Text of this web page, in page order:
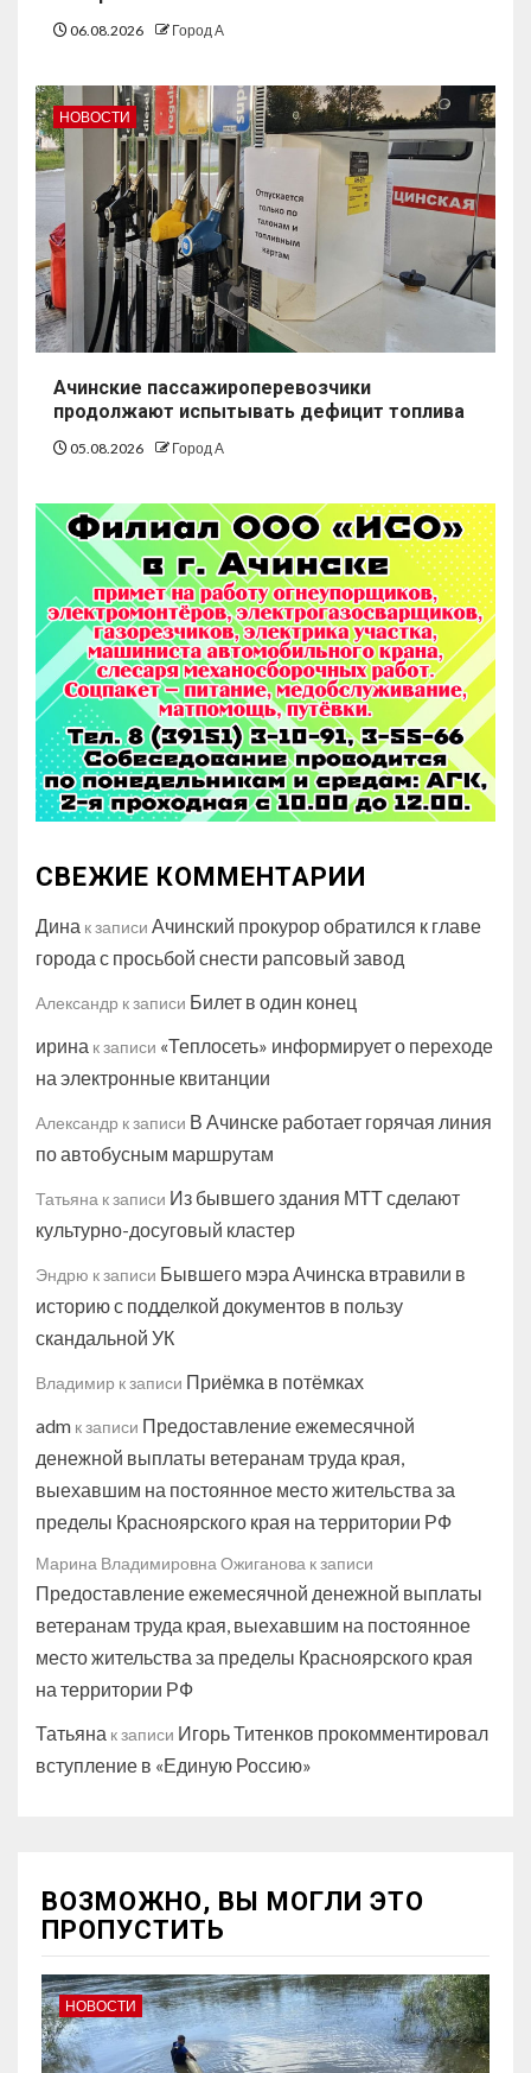
06.08.2026 Город А
НОВОСТИ
Ачинские пассажироперевозчики
продолжают испытывать дефицит топлива
05.08.2026 Город А
СВЕЖИЕ КОММЕНТАРИИ
Дина к записи Ачинский прокурор обратился к главе
города с просьбой снести рапсовый завод
Александр к записи Билет в один конец
ирина к записи «Теплосеть» информирует о переходе
на электронные квитанции
Александр к записи В Ачинске работает горячая линия
по автобусным маршрутам
Татьяна к записи Из бывшего здания МТТ сделают
культурно-досуговый кластер
Эндрю к записи Бывшего мэра Ачинска втравили в
историю с подделкой документов в пользу
скандальной УК
Владимир к записи Приёмка в потёмках
adm к записи Предоставление ежемесячной
денежной выплаты ветеранам труда края,
выехавшим на постоянное место жительства за
пределы Красноярского края на территории РФ
Марина Владимировна Ожиганова к записи
Предоставление ежемесячной денежной выплаты
ветеранам труда края, выехавшим на постоянное
место жительства за пределы Красноярского края
на территории РФ
Татьяна к записи Игорь Титенков прокомментировал
вступление в «Единую Россию»
ВОЗМОЖНО, ВЫ МОГЛИ ЭТО
ПРОПУСТИТЬ
НОВОСТИ